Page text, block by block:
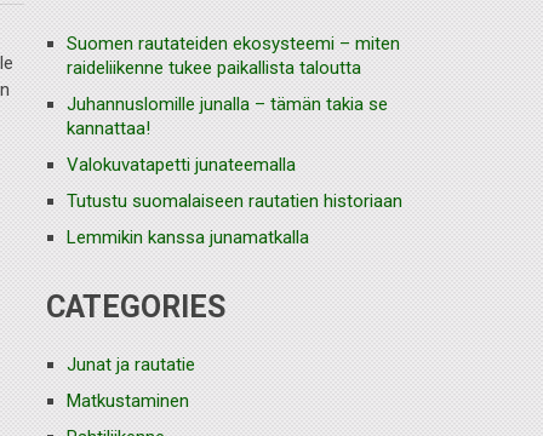
Suomen rautateiden ekosysteemi – miten
raideliikenne tukee paikallista taloutta
Juhannuslomille junalla – tämän takia se
kannattaa!
Valokuvatapetti junateemalla
Tutustu suomalaiseen rautatien historiaan
Lemmikin kanssa junamatkalla
CATEGORIES
Junat ja rautatie
Matkustaminen